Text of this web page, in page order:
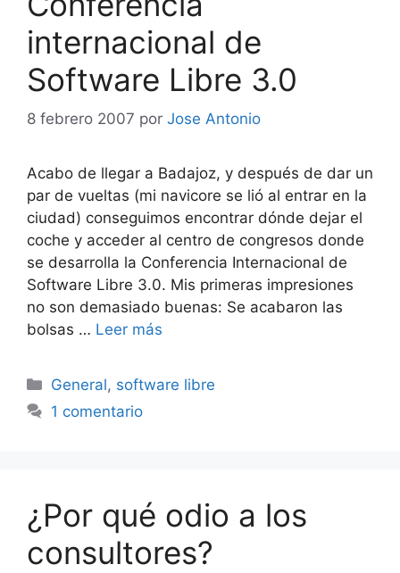
internacional de
Software Libre 3.0
8 febrero 2007 por Jose Antonio
Acabo de llegar a Badajoz, y después de dar un
par de vueltas (mi navicore se lió al entrar en la
ciudad) conseguimos encontrar dónde dejar el
coche y acceder al centro de congresos donde
se desarrolla la Conferencia Internacional de
Software Libre 3.0. Mis primeras impresiones
no son demasiado buenas: Se acabaron las
bolsas … Leer más
Categorías
General, software libre
1 comentario
¿Por qué odio a los
consultores?